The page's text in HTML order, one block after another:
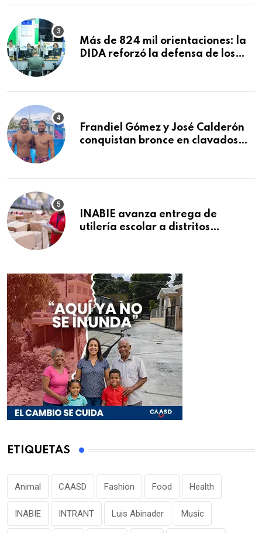
Macorís
Más de 824 mil orientaciones: la
DIDA reforzó la defensa de los
Frandiel Gómez y José Calderón
conquistan bronce en clavados
INABIE avanza entrega de
utilería escolar a distritos
ETIQUETAS
Animal CAASD Fashion Food Health
INABIE INTRANT Luis Abinader Music